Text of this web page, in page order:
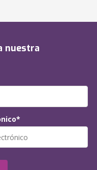
nuestra